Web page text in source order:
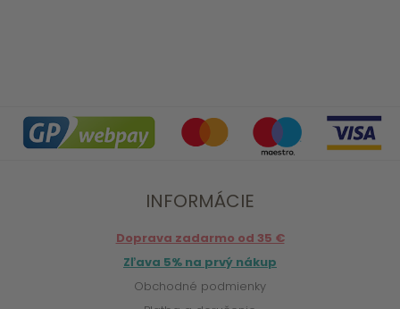
INFORMÁCIE
Doprava zadarmo od 35 €
Zľava 5% na prvý nákup
Obchodné podmienky